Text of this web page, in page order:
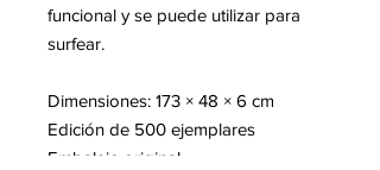
funcional y se puede utilizar para
surfear.
Dimensiones: 173 × 48 × 6 cm
Edición de 500 ejemplares
Embalaje original